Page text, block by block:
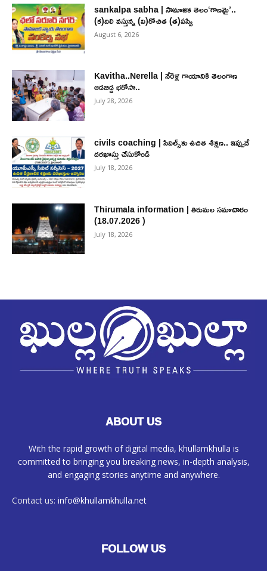
sankalpa sabha | సామాజిక తెలం‘గాణమై’..
(క)దిలి వస్తున్న (వి)రోచిత (త)పస్వి
August 6, 2026
Kavitha..Nerella | నేరెళ్ల గాయానికి తెలంగాణ
ఆడబిడ్డ భరోసా..
July 28, 2026
civils coaching | సివిల్స్‌కు ఉచిత శిక్ష‌ణ.. ఇప్పుడే
ద‌ర‌ఖాస్తు చేసుకోండి
July 18, 2026
Thirumala information | తిరుమల సమాచారం
(18.07.2026 )
July 18, 2026
ABOUT US
With the rapid growth of digital media, khullamkhulla is
committed to bringing you breaking news, in-depth analysis,
and engaging stories anytime and anywhere.
Contact us: info@khullamkhulla.net
FOLLOW US